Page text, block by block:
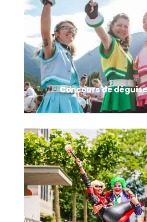
Concours de
Thème 2026 : Années 80 ! Sortez vos
beaux déguisements du jour seront
de déguisement durant les remises
d'être récompensés.